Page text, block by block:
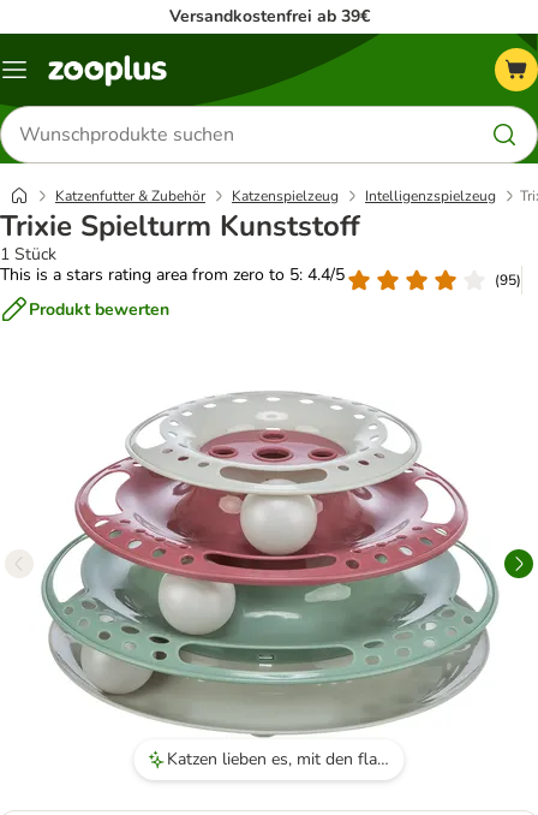
Versandkostenfrei ab 39€
Menü
Produkte
suchen
Katzenfutter & Zubehör Katzenspielzeug Intelligenzspielzeug
Trixie Spielturm Kunststoff
1 Stück
This is a stars rating area from zero to 5: 4.4/5
(95)
Produkt bewerten
Katzen lieben es, mit den flauschigen Tischtennisbällen zu spielen.